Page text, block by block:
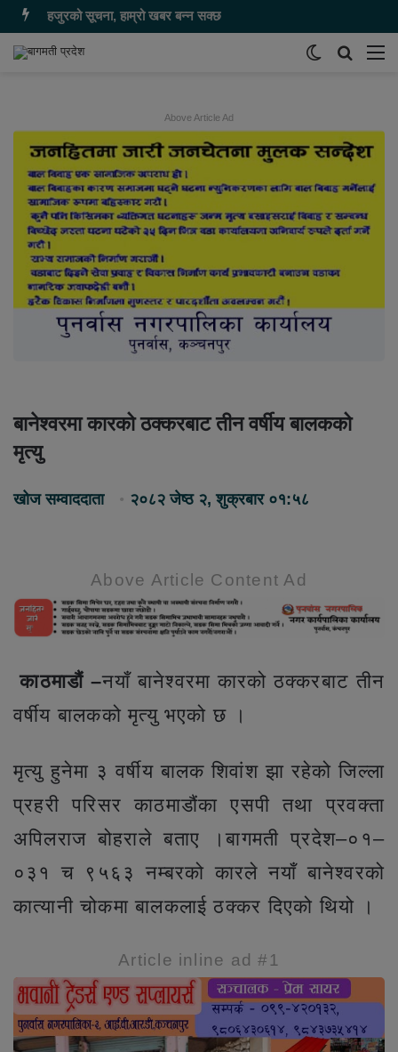
हजुरको सूचना, हाम्रो खबर बन्न सक्छ
समाचार
Switch
Above Article Ad
बानेश्वरमा कारको ठक्करबाट तीन वर्षीय बालकको
मृत्यु
खोज सम्वाददाता २०८२ जेष्ठ २, शुक्रबार ०१:५८
Above Article Content Ad
काठमाडौं –नयाँ बानेश्वरमा कारको ठक्करबाट तीन
वर्षीय बालकको मृत्यु भएको छ ।
मृत्यु हुनेमा ३ वर्षीय बालक शिवांश झा रहेको जिल्ला
प्रहरी परिसर काठमाडौंका एसपी तथा प्रवक्ता
अपिलराज बोहराले बताए ।बागमती प्रदेश–०१–
०३१ च ९५६३ नम्बरको कारले नयाँ बानेश्वरको
कात्यानी चोकमा बालकलाई ठक्कर दिएको थियो ।
Article inline ad #1